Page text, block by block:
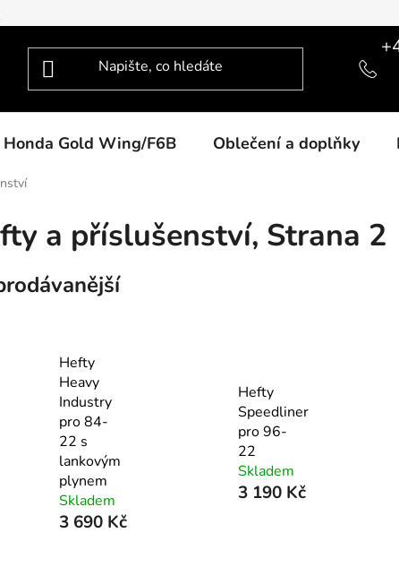
Honda Gold Wing/F6B Oblečení a doplňky
a příslušenství, Strana 2
Hefty
Heavy
Industry
pro 84-
22 s
lankovým
plynem
Skladem
3 690 Kč
Hefty
Speedliner
pro 96-
22
Skladem
3 190 Kč